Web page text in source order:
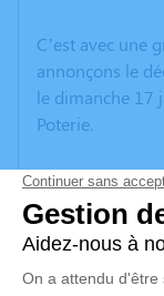
C’est avec une
annonçons le
le dimanche 17
Poterie.
Nous vous
vos
anecdote ou
poèmes ou des
d'expression